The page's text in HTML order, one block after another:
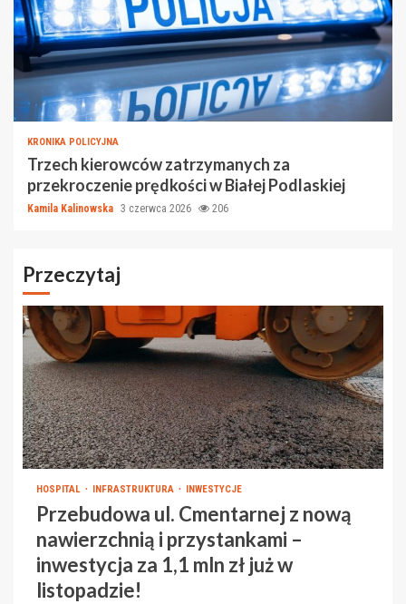
KRONIKA POLICYJNA
Trzech kierowców zatrzymanych za
przekroczenie prędkości w Białej Podlaskiej
Kamila Kalinowska 3 czerwca 2026 206
Przeczytaj
HOSPITAL INFRASTRUKTURA INWESTYCJE
Przebudowa ul. Cmentarnej z nową
nawierzchnią i przystankami –
inwestycja za 1,1 mln zł już w
listopadzie!